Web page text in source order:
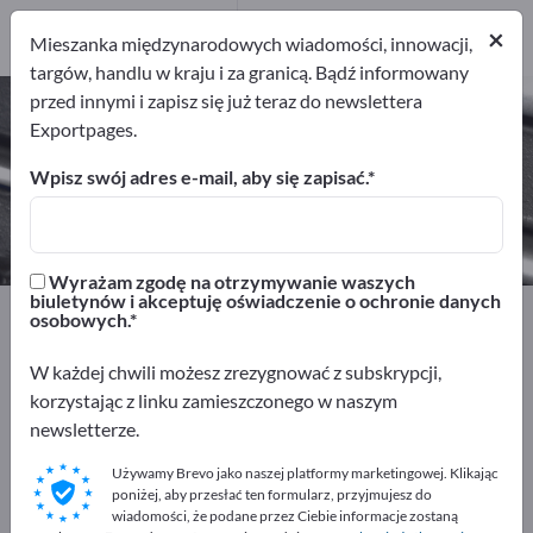
Wkrętarki akumulatorowe – znajdź
producentów i dostawców
Producenci
Exportpages
Narzędzia warsztatowe
Wkrętarki akumulatorowe
Reklamuj się bezpłatnie w serwisie
Exportpages!
Szukaj – Oferty – Towary używane – Kontakty biznesowe
×
Mieszanka międzynarodowych wiadomości, innowacji,
targów, handlu w kraju i za granicą. Bądź informowany
przed innymi i zapisz się już teraz do newslettera
Exportpages.
Wpisz swój adres e-mail, aby się zapisać.
Wyrażam zgodę na otrzymywanie waszych
biuletynów i akceptuję oświadczenie o ochronie danych
osobowych.
W każdej chwili możesz zrezygnować z subskrypcji,
korzystając z linku zamieszczonego w naszym
newsletterze.
Używamy Brevo jako naszej platformy marketingowej. Klikając
poniżej, aby przesłać ten formularz, przyjmujesz do
wiadomości, że podane przez Ciebie informacje zostaną